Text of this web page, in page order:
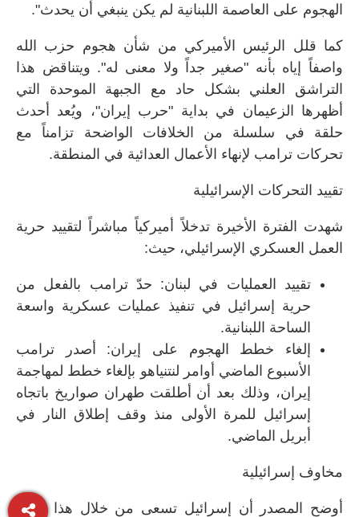
الهجوم على العاصمة اللبنانية لم يكن ينبغي أن يحدث".
كما قلل الرئيس الأميركي من شأن هجوم حزب الله
واصفاً إياه بأنه "صغير جداً ولا معنى له". ويتناقض هذا
التراشق العلني بشكل حاد مع الجبهة الموحدة التي
أظهرها الزعيمان في بداية "حرب إيران"، ويُعد أحدث
حلقة في سلسلة من الخلافات الواضحة تزامناً مع
تحركات ترامب لإنهاء الأعمال العدائية في المنطقة.
تقييد التحركات الإسرائيلية
شهدت الفترة الأخيرة تدخلاً أميركياً مباشراً لتقييد حرية
العمل العسكري الإسرائيلي، حيث:
تقييد العمليات في لبنان: حدّ ترامب بالفعل من
حرية إسرائيل في تنفيذ عمليات عسكرية واسعة
الساحة اللبنانية.
إلغاء خطط الهجوم على إيران: أصدر ترامب
الأسبوع الماضي أوامر لنتنياهو بإلغاء خطط لمهاجمة
إيران، وذلك بعد أن أطلقت طهران صواريخ باتجاه
إسرائيل للمرة الأولى منذ وقف إطلاق النار في
أبريل الماضي.
مخاوف إسرائيلية
أوضح المصدر أن إسرائيل تسعى من خلال هذا اللقاء